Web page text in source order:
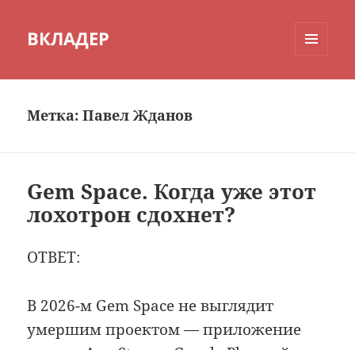
ВКЛАДЕР
Метка:Павел Жданов
Gem Space. Когда уже этот
лохотрон сдохнет?
ОТВЕТ:
В 2026-м Gem Space не выглядит
умершим проектом — приложение